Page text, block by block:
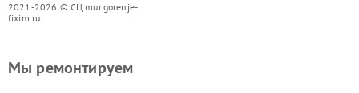
2021-2026 © СЦ mur.gorenje-
fixim.ru
Мы ремонтируем